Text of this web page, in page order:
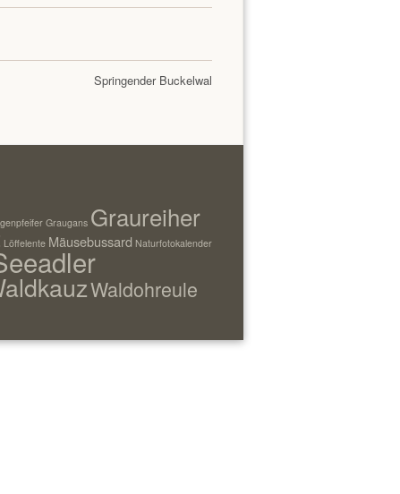
Springender Buckelwal
Graugans Graureiher
Löffelente Mäusebussard Naturfotokalender
Waldohreule